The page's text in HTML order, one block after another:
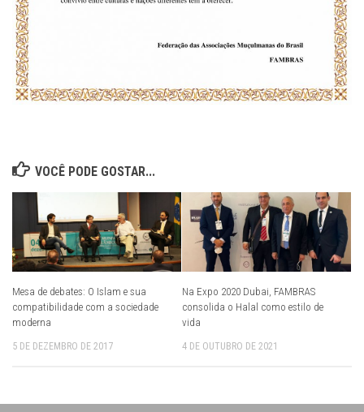
VOCÊ PODE GOSTAR...
Mesa de debates: O Islam e sua
compatibilidade com a sociedade
moderna
5 DE DEZEMBRO DE 2017
Na Expo 2020 Dubai, FAMBRAS
consolida o Halal como estilo de
vida
4 DE OUTUBRO DE 2021